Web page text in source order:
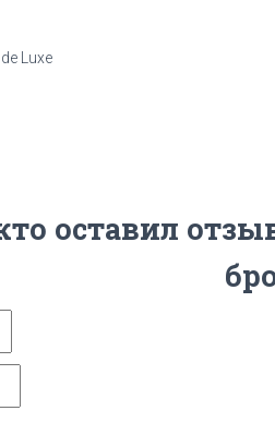
Luxe
оставил